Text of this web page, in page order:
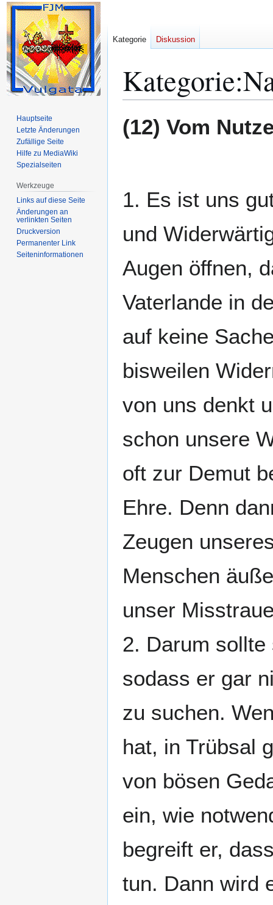
Kategorie:
Navigation
Suche
(12) Vom
1. Es ist uns
und
Augen öffnen,
Vaterlande in
auf keine
bisweilen
von uns denkt
schon unsere
oft zur Demut
Ehre. Denn
Zeugen
Menschen
unser
2. Darum
sodass er gar
zu suchen.
hat, in Trübsal
von bösen
ein, wie
begreift er,
tun. Dann wird
Kategorie Diskussion
Hauptseite
Letzte Änderungen
Zufällige Seite
Hilfe zu MediaWiki
Spezialseiten
Werkzeuge
Links auf diese Seite
Änderungen an
verlinkten Seiten
Druckversion
Permanenter Link
Seiten­­informationen